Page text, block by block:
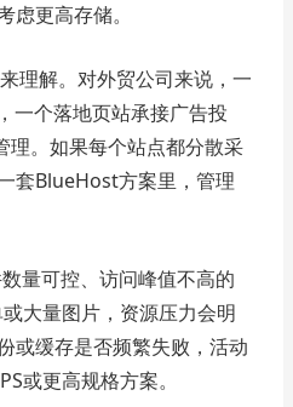
更高存储。
理解。对外贸公司来说，一
一个落地页站承接广告投
理。如果每个站点都分散采
套BlueHost方案里，管理
量可控、访问峰值不高的
大量图片，资源压力会明
或缓存是否频繁失败，活动
或更高规格方案。